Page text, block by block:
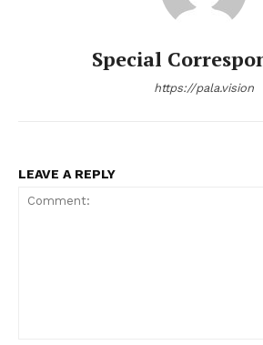
Special
https://pala.vision
LEAVE A REPLY